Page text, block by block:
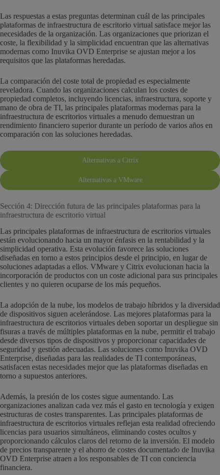
Las respuestas a estas preguntas determinan cuál de las principales
plataformas de infraestructura de escritorio virtual satisface mejor las
necesidades de la organización. Las organizaciones que priorizan el
coste, la flexibilidad y la simplicidad encuentran que las alternativas
modernas como Inuvika OVD Enterprise se ajustan mejor a los
requisitos que las plataformas heredadas.
La comparación del coste total de propiedad es especialmente
reveladora. Cuando las organizaciones calculan los costes de
propiedad completos, incluyendo licencias, infraestructura, soporte y
mano de obra de TI, las principales plataformas modernas para la
infraestructura de escritorios virtuales a menudo demuestran un
rendimiento financiero superior durante un período de varios años en
comparación con las soluciones heredadas.
Alternativas a Citrix
Alternativas a VMware
Sección 4: Dirección futura de las principales plataformas para la
infraestructura de escritorio virtual
Las principales plataformas de infraestructura de escritorios virtuales
están evolucionando hacia un mayor énfasis en la rentabilidad y la
simplicidad operativa. Esta evolución favorece las soluciones
diseñadas en torno a estos principios desde el principio, en lugar de
soluciones adaptadas a ellos. VMware y Citrix evolucionan hacia la
incorporación de productos con un coste adicional para sus principales
clientes y no quieren ocuparse de los más pequeños.
La adopción de la nube, los modelos de trabajo híbridos y la diversidad
de dispositivos siguen acelerándose. Las mejores plataformas para la
infraestructura de escritorios virtuales deben soportar un despliegue sin
fisuras a través de múltiples plataformas en la nube, permitir el trabajo
desde diversos tipos de dispositivos y proporcionar capacidades de
seguridad y gestión adecuadas. Las soluciones como Inuvika OVD
Enterprise, diseñadas para las realidades de TI contemporáneas,
satisfacen estas necesidades mejor que las plataformas diseñadas en
torno a supuestos anteriores.
Además, la presión de los costes sigue aumentando. Las
organizaciones analizan cada vez más el gasto en tecnología y exigen
estructuras de costes transparentes. Las principales plataformas de
infraestructura de escritorios virtuales reflejan esta realidad ofreciendo
licencias para usuarios simultáneos, eliminando costes ocultos y
proporcionando cálculos claros del retorno de la inversión. El modelo
de precios transparente y el ahorro de costes documentado de Inuvika
OVD Enterprise atraen a los responsables de TI con conciencia
financiera.